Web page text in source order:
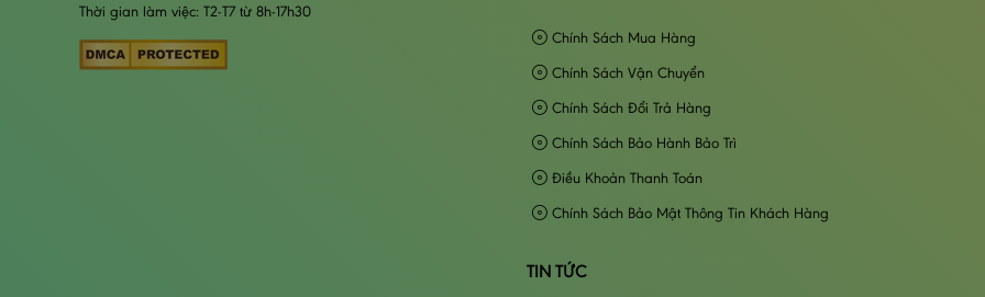
Thời gian làm việc: T2-T7 từ 8h-17h30
Chính Sách Mua Hàng
Chính Sách Vận Chuyển
Chính Sách Đổi Trả Hàng
Chính Sách Bảo Hành Bảo Trì
Điều Khoản Thanh Toán
Chính Sách Bảo Mật Thông Tin Khách Hàng
TIN TỨC